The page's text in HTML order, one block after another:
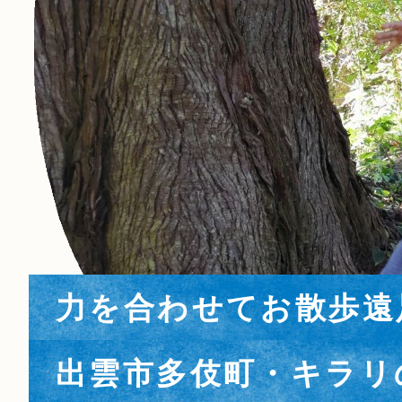
たけのこのこのこ
part３描く
実りの秋
待ちに待ったお米の収穫
職人技光る☆
研ぎ出し手洗い場完成
町並み探訪
春の井戸神社例大祭
力を合わせてお散歩
出雲市多伎町・キラ
包丁使いもお手のもの
カレークッキング
たけのこのこのこ
part３描く
実りの秋
待ちに待ったお米の収穫